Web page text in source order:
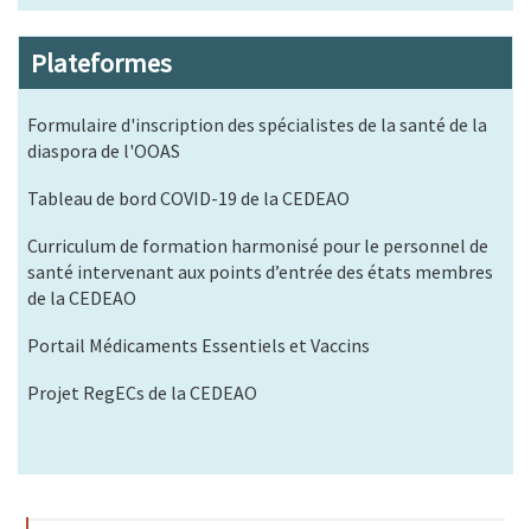
Plateformes
Formulaire d'inscription des spécialistes de la santé de la
diaspora de l'OOAS
Tableau de bord COVID-19 de la CEDEAO
Curriculum de formation harmonisé pour le personnel de
santé intervenant aux points d’entrée des états membres
de la CEDEAO
Portail Médicaments Essentiels et Vaccins
Projet RegECs de la CEDEAO